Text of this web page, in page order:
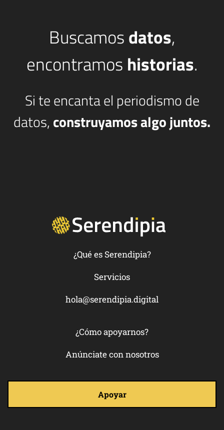
Buscamosdatos,
encontramos historias.
Si te encanta el periodismo de
datos, construyamos algo juntos.
¿Qué es Serendipia?
Servicios
hola@serendipia.digital
¿Cómo apoyarnos?
Anúnciate con nosotros
Apoyar